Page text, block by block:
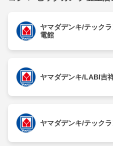
ヤマダデンキ/テック
電館
ヤマダデンキ/LABI吉
ヤマダデンキ/テック